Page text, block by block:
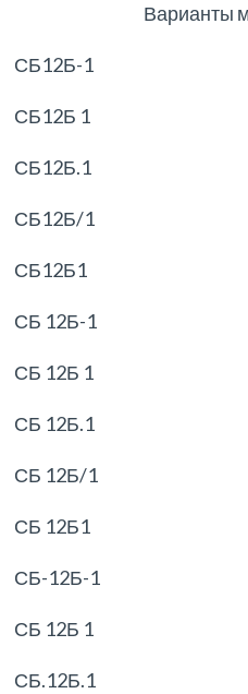
Варианты
СБ12Б-1
СБ12Б 1
СБ12Б.1
СБ12Б/1
СБ12Б1
СБ 12Б-1
СБ 12Б 1
СБ 12Б.1
СБ 12Б/1
СБ 12Б1
СБ-12Б-1
СБ 12Б 1
СБ.12Б.1